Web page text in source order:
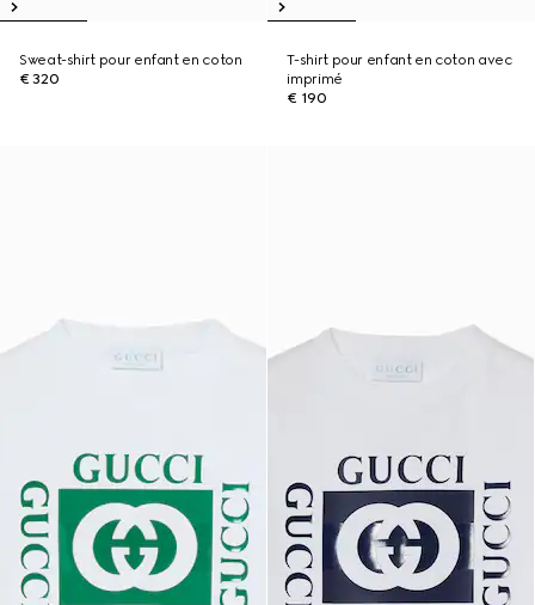
Sweat-shirt pour enfant en coton
€ 320
T-shirt pour enfant en coton avec
imprimé
€ 190